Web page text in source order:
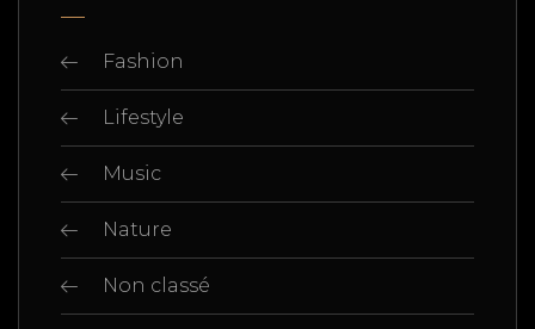
Fashion
Lifestyle
Music
Nature
Non classé